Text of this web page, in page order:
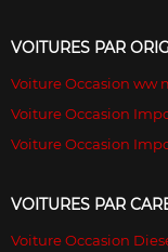
VOITURES PAR
Voiture Occasion ww
Voiture Occasion
Voiture Occasion
VOITURES PAR
Voiture Occasion